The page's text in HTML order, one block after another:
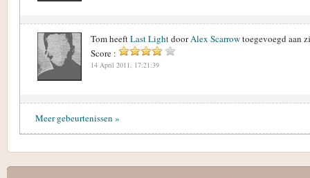
Tom heeftLast LightdoorAlex Scarrowtoegevoegd aan
Score :
14 April 2011, 17:21:39
Meer gebeurtenissen »